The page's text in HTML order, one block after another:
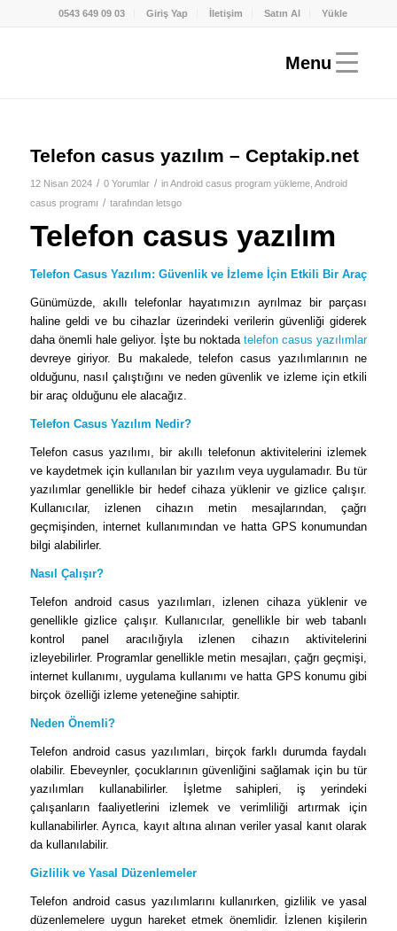
0543 649 09 03 Giriş Yap İletişim Satın Al Yükle
Telefon casus yazılım – Ceptakip.net
12 Nisan 2024 / 0 Yorumlar / inAndroid casus program yükleme, Android
casus programı / tarafından letsgo
Telefon casus yazılım
Telefon Casus Yazılım: Güvenlik ve İzleme İçin Etkili Bir Araç
Günümüzde, akıllı telefonlar hayatımızın ayrılmaz bir parçası
haline geldi ve bu cihazlar üzerindeki verilerin güvenliği giderek
daha önemli hale geliyor. İşte bu noktadatelefon casus yazılımlar
devreye giriyor. Bu makalede, telefon casus yazılımlarının ne
olduğunu, nasıl çalıştığını ve neden güvenlik ve izleme için etkili
bir araç olduğunu ele alacağız.
Telefon Casus Yazılım Nedir?
Telefon casus yazılımı, bir akıllı telefonun aktivitelerini izlemek
ve kaydetmek için kullanılan bir yazılım veya uygulamadır. Bu tür
yazılımlar genellikle bir hedef cihaza yüklenir ve gizlice çalışır.
Kullanıcılar, izlenen cihazın metin mesajlarından, çağrı
geçmişinden, internet kullanımından ve hatta GPS konumundan
bilgi alabilirler.
Nasıl Çalışır?
Telefon android casus yazılımları, izlenen cihaza yüklenir ve
genellikle gizlice çalışır. Kullanıcılar, genellikle bir web tabanlı
kontrol panel aracılığıyla izlenen cihazın aktivitelerini
izleyebilirler. Programlar genellikle metin mesajları, çağrı geçmişi,
internet kullanımı, uygulama kullanımı ve hatta GPS konumu gibi
birçok özelliği izleme yeteneğine sahiptir.
Neden Önemli?
Telefon android casus yazılımları, birçok farklı durumda faydalı
olabilir. Ebeveynler, çocuklarının güvenliğini sağlamak için bu tür
yazılımları kullanabilirler. İşletme sahipleri, iş yerindeki
çalışanların faaliyetlerini izlemek ve verimliliği artırmak için
kullanabilirler. Ayrıca, kayıt altına alınan veriler yasal kanıt olarak
da kullanılabilir.
Gizlilik ve Yasal Düzenlemeler
Telefon android casus yazılımlarını kullanırken, gizlilik ve yasal
düzenlemelere uygun hareket etmek önemlidir. İzlenen kişilerin